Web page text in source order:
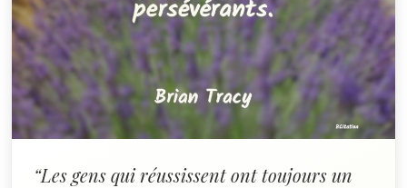
“Les gens qui réussissent ont toujours un